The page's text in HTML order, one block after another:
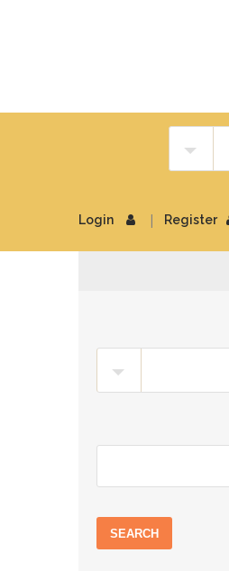
Login | Register